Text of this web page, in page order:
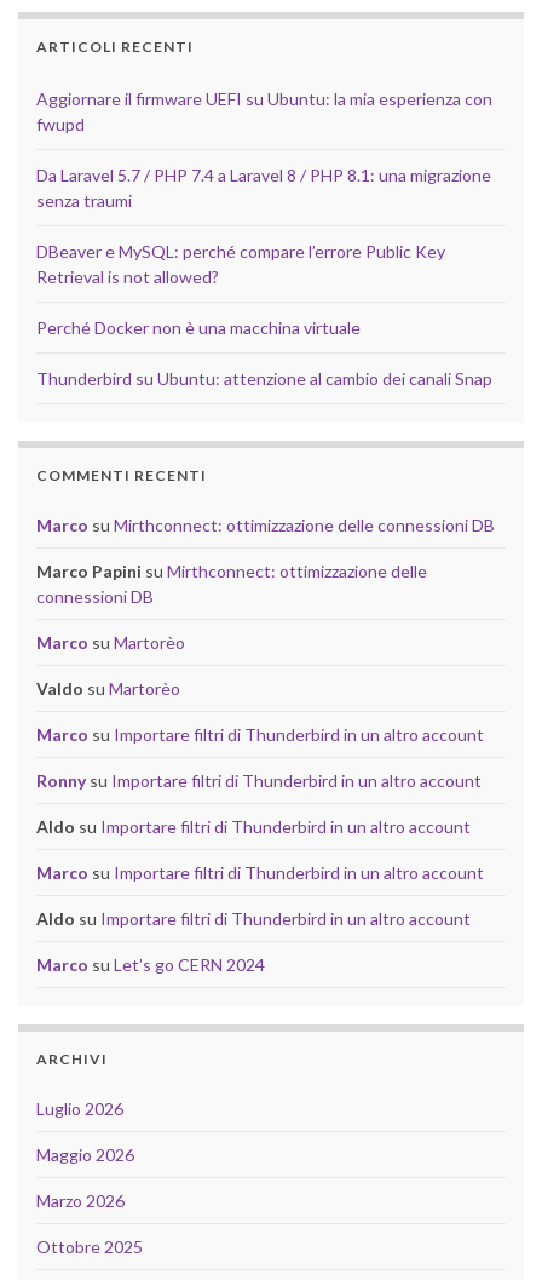
ARTICOLI RECENTI
Aggiornare il firmware UEFI su Ubuntu: la mia esperienza con
fwupd
Da Laravel 5.7 / PHP 7.4 a Laravel 8 / PHP 8.1: una migrazione
senza traumi
DBeaver e MySQL: perché compare l’errore Public Key
Retrieval is not allowed?
Perché Docker non è una macchina virtuale
Thunderbird su Ubuntu: attenzione al cambio dei canali Snap
COMMENTI RECENTI
Marco su Mirthconnect: ottimizzazione delle connessioni DB
Marco Papini su Mirthconnect: ottimizzazione delle
connessioni DB
Marco su Martorèo
Valdo su Martorèo
Marco su Importare filtri di Thunderbird in un altro account
Ronnysu Importare filtri di Thunderbird in un altro account
Aldo su Importare filtri di Thunderbird in un altro account
Marco su Importare filtri di Thunderbird in un altro account
Aldo su Importare filtri di Thunderbird in un altro account
Marco su Let’s go CERN 2024
ARCHIVI
Luglio 2026
Maggio 2026
Marzo 2026
Ottobre 2025